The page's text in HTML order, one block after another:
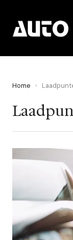
Home ›